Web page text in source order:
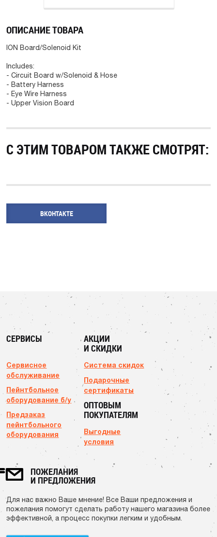
ОПИСАНИЕ ТОВАРА
ION Board/Solenoid Kit
Includes:
- Circuit Board w/Solenoid & Hose
- Battery Harness
- Eye Wire Harness
- Upper Vision Board
С ЭТИМ ТОВАРОМ ТАКЖЕ СМОТРЯТ:
ВКОНТАКТЕ
СЕРВИСЫ
Сервисное
обслуживание
Пейнтбольное
оборудование б/у
Предзаказ
пейнтбольного
оборудования
АКЦИИ
И СКИДКИ
Система скидок
Подарочные
сертификаты
ОПТОВЫМ
ПОКУПАТЕЛЯМ
Выгодные
условия
ПОЖЕЛАНИЯ
И ПРЕДЛОЖЕНИЯ
Для нас важно Ваше мнение! Все Ваши предложения и
пожелания помогут сделать работу нашего магазина более
эффективной, а процесс покупки легким и удобным.